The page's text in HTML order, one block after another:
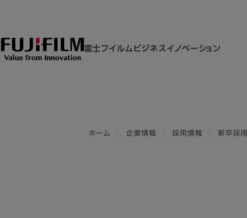
富士フイルムビジネスイノベーション
ホーム 企業情報 採用情報 新卒採用